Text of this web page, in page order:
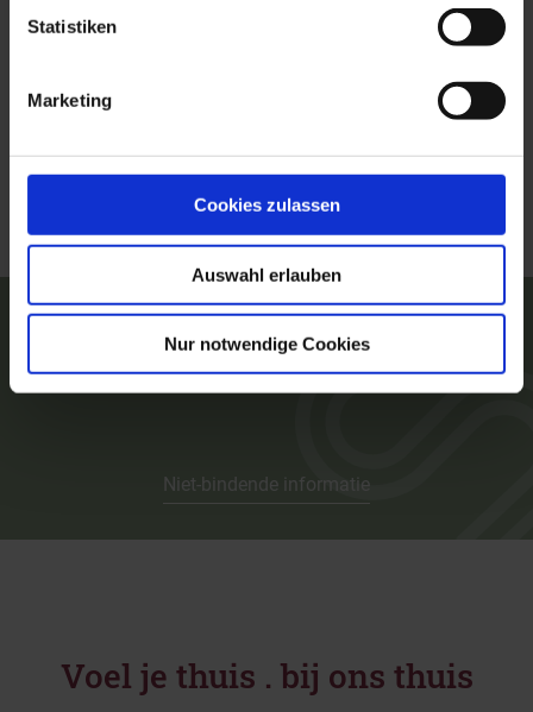
Statistiken
Marketing
Cookies zulassen
Auswahl erlauben
Nur notwendige Cookies
Boek nu jullie vakantie!
Niet-bindende informatie
Voel je thuis . bij ons thuis